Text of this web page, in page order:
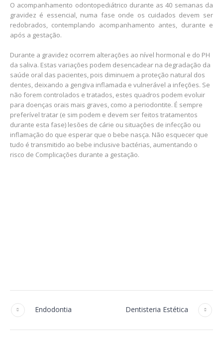
O acompanhamento odontopediátrico durante as 40 semanas da
gravidez é essencial, numa fase onde os cuidados devem ser
redobrados, contemplando acompanhamento antes, durante e
após a gestação.
Durante a gravidez ocorrem alterações ao nível hormonal e do PH
da saliva. Estas variações podem desencadear na degradação da
saúde oral das pacientes, pois diminuem a proteção natural dos
dentes, deixando a gengiva inflamada e vulnerável a infeções. Se
não forem controlados e tratados, estes quadros podem evoluir
para doenças orais mais graves, como a periodontite. É sempre
preferível tratar (e sim podem e devem ser feitos tratamentos
durante esta fase) lesões de cárie ou situações de infecção ou
inflamação do que esperar que o bebe nasça. Não esquecer que
tudo é transmitido ao bebe inclusive bactérias, aumentando o
risco de Complicações durante a gestação.
Dentisteria Estética
Endodontia